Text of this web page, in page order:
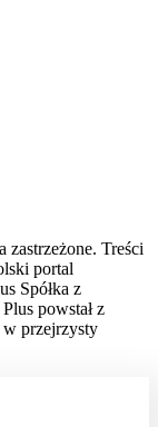
Treści
portal
Spółka z
powstał z
w przejrzysty